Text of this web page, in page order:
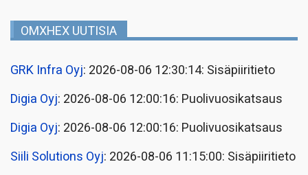
OMXHEX UUTISIA
GRK Infra Oyj: 2026-08-06 12:30:14: Sisäpiiritieto
Digia Oyj: 2026-08-06 12:00:16: Puolivuosikatsaus
Digia Oyj: 2026-08-06 12:00:16: Puolivuosikatsaus
Siili Solutions Oyj: 2026-08-06 11:15:00: Sisäpiiritieto